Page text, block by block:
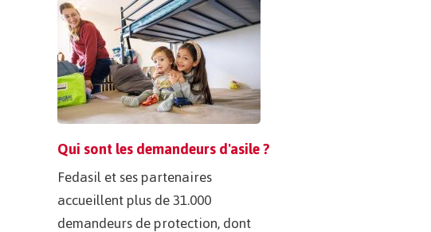
Qui sont les demandeurs d'asile ?
Fedasil et ses partenaires
accueillent plus de 31.000
demandeurs de protection, dont